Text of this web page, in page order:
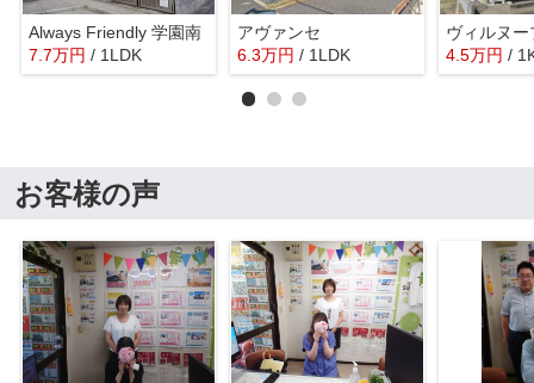
Always Friendly 学園南
7.7万円 / 1LDK
アヴァンセ
6.3万円 / 1LDK
ヴィルヌ
4.5万円 /
お客様の声